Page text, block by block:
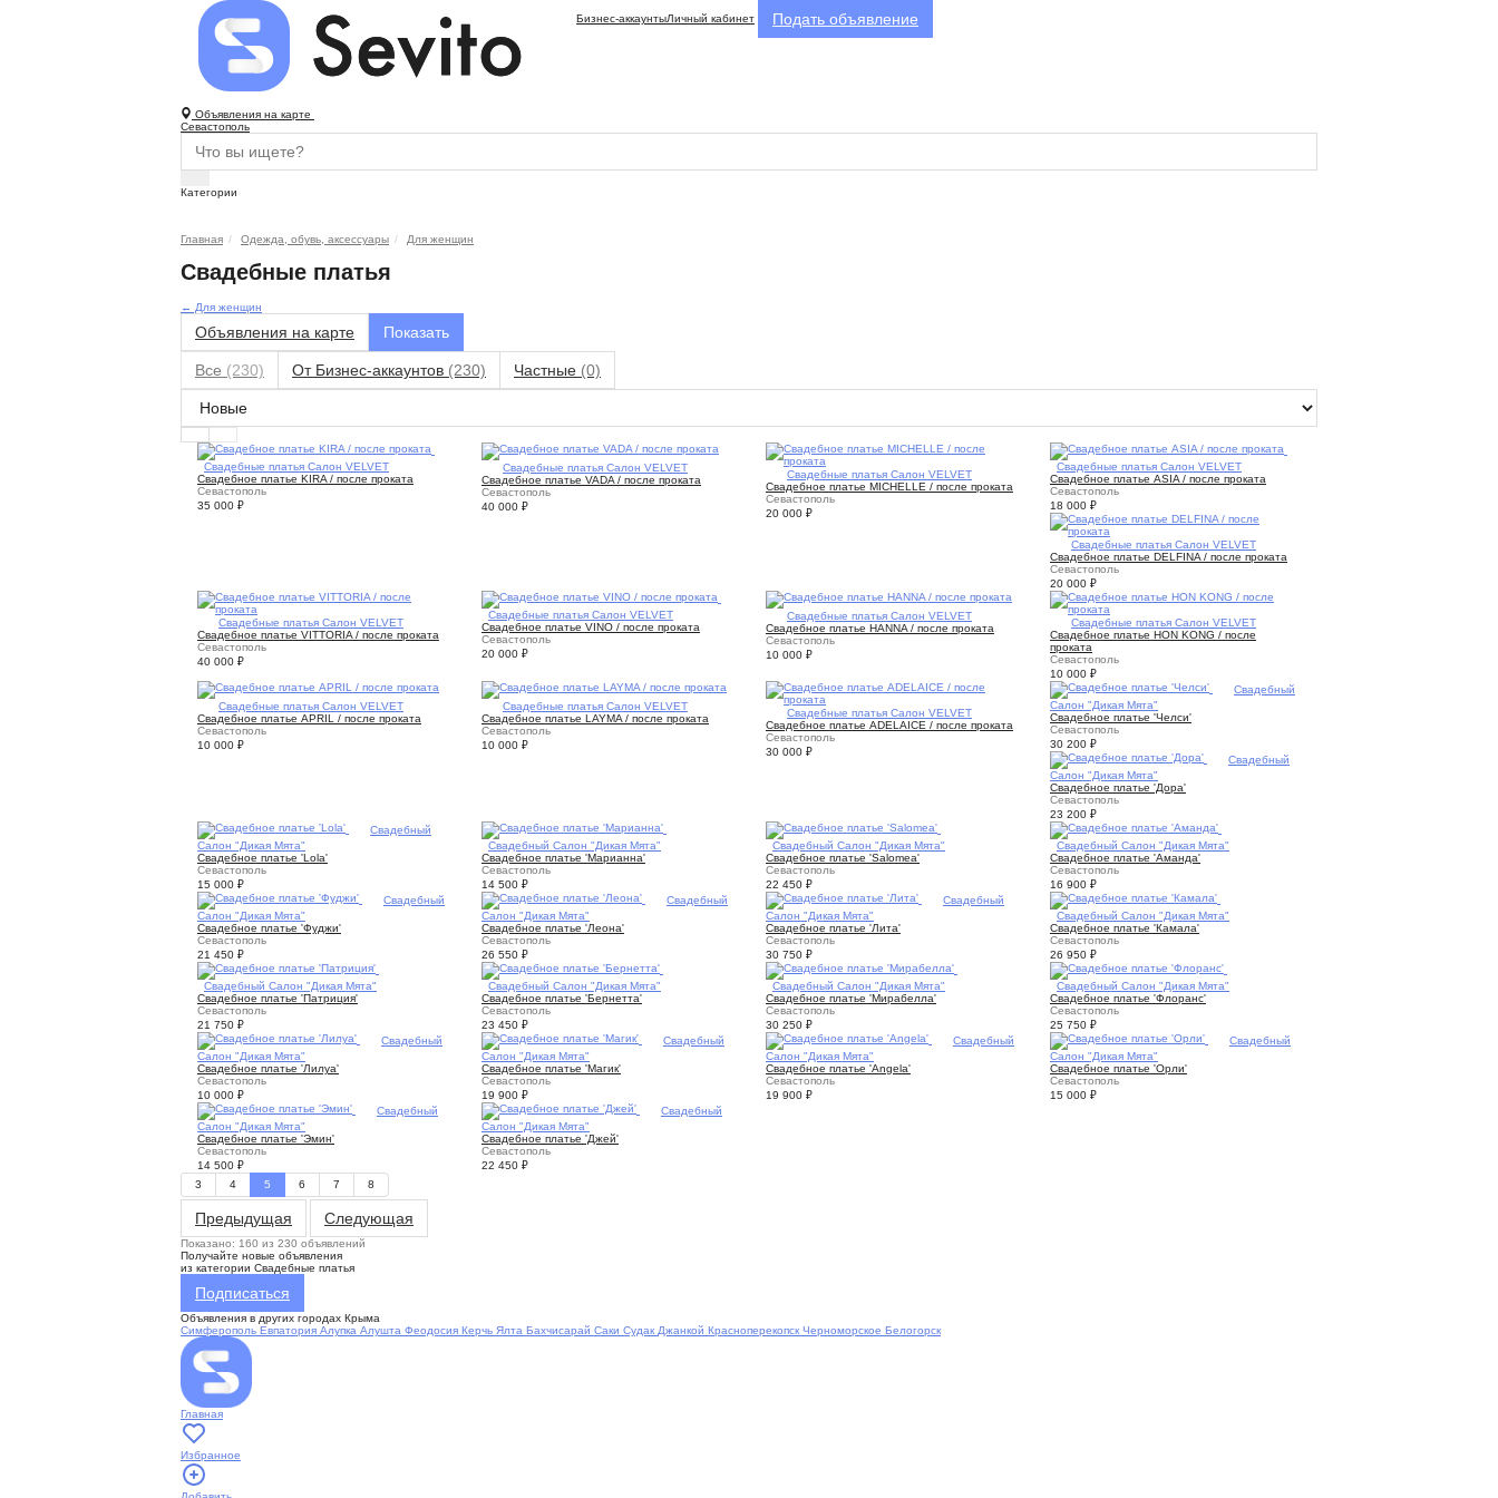
Бизнес-аккаунтыЛичный кабинет Подать объявление
Объявления на карте
Севастополь
Категории
Главная Одежда, обувь, аксессуары Для женщин
Свадебные платья
← Для женщин
Объявления на карте
Все (230) От Бизнес-аккаунтов (230) Частные (0)
Свадебные платья Салон VELVET
Свадебное платье KIRA / после проката
Севастополь
35 000 ₽
Свадебные платья Салон VELVET
Свадебное платье VADA / после проката
Севастополь
40 000 ₽
Свадебные платья Салон VELVET
Свадебное платье MICHELLE / после проката
Севастополь
20 000 ₽
Свадебные платья Салон VELVET
Свадебное платье ASIA / после проката
Севастополь
18 000 ₽
Свадебные платья Салон VELVET
Свадебное платье DELFINA / после проката
Севастополь
20 000 ₽
Свадебные платья Салон VELVET
Свадебное платье VITTORIA / после проката
Севастополь
40 000 ₽
Свадебные платья Салон VELVET
Свадебное платье VINO / после проката
Севастополь
20 000 ₽
Свадебные платья Салон VELVET
Свадебное платье HANNA / после проката
Севастополь
10 000 ₽
Свадебные платья Салон VELVET
Свадебное платье HON KONG / после
проката
Севастополь
10 000 ₽
Свадебные платья Салон VELVET
Свадебное платье APRIL / после проката
Севастополь
10 000 ₽
Свадебные платья Салон VELVET
Свадебное платье LAYMA / после проката
Севастополь
10 000 ₽
Свадебные платья Салон VELVET
Свадебное платье ADELAICE / после проката
Севастополь
30 000 ₽
Свадебный
Салон "Дикая Мята"
Свадебное платье 'Челси'
Севастополь
30 200 ₽
Свадебный
Салон "Дикая Мята"
Свадебное платье 'Дора'
Севастополь
23 200 ₽
Свадебный
Салон "Дикая Мята"
Свадебное платье 'Lola'
Севастополь
15 000 ₽
Свадебный Салон "Дикая Мята"
Свадебное платье 'Марианна'
Севастополь
14 500 ₽
Свадебный Салон "Дикая Мята"
Свадебное платье 'Salomea'
Севастополь
22 450 ₽
Свадебный Салон "Дикая Мята"
Свадебное платье 'Аманда'
Севастополь
16 900 ₽
Свадебный
Салон "Дикая Мята"
Свадебное платье 'Фуджи'
Севастополь
21 450 ₽
Свадебный
Салон "Дикая Мята"
Свадебное платье 'Леона'
Севастополь
26 550 ₽
Свадебный
Салон "Дикая Мята"
Свадебное платье 'Лита'
Севастополь
30 750 ₽
Свадебный Салон "Дикая Мята"
Свадебное платье 'Камала'
Севастополь
26 950 ₽
Свадебный Салон "Дикая Мята"
Свадебное платье 'Патриция'
Севастополь
21 750 ₽
Свадебный Салон "Дикая Мята"
Свадебное платье 'Бернетта'
Севастополь
23 450 ₽
Свадебный Салон "Дикая Мята"
Свадебное платье 'Мирабелла'
Севастополь
30 250 ₽
Свадебный Салон "Дикая Мята"
Свадебное платье 'Флоранс'
Севастополь
25 750 ₽
Свадебный
Салон "Дикая Мята"
Свадебное платье 'Лилуа'
Севастополь
10 000 ₽
Свадебный
Салон "Дикая Мята"
Свадебное платье 'Магик'
Севастополь
19 900 ₽
Свадебный
Салон "Дикая Мята"
Свадебное платье 'Angela'
Севастополь
19 900 ₽
Свадебный
Салон "Дикая Мята"
Свадебное платье 'Орли'
Севастополь
15 000 ₽
Свадебный
Салон "Дикая Мята"
Свадебное платье 'Эмин'
Севастополь
14 500 ₽
Свадебный
Салон "Дикая Мята"
Свадебное платье 'Джей'
Севастополь
22 450 ₽
3
4 5 6 7 8
Предыдущая Следующая
Показано: 160 из 230 объявлений
Получайте новые объявления
из категории Свадебные платья
Подписаться
Объявления в других городах Крыма
Симферополь Евпатория Алупка Алушта Феодосия Керчь Ялта Бахчисарай Саки Судак Джанкой Красноперекопск Черноморское Белогорск
Главная
Избранное